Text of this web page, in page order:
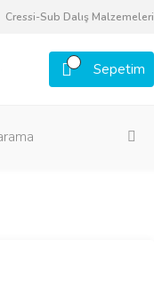
Cressi-Sub Dalış Malzemeleri
Sepetim